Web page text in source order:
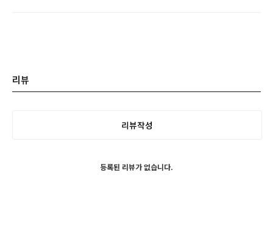
리뷰
리뷰작성
등록된 리뷰가 없습니다.